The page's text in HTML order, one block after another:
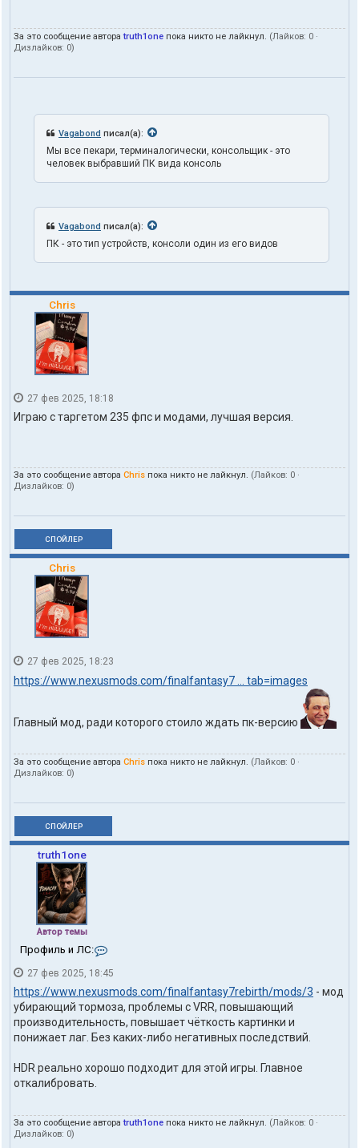
п
ь
в
т
е
л
r
t
h
e
За это сообщение автораtruth1one пока никто не лайкнул. (Лайков: 0 ·
Дизлайков: 0)
Vagabond писал(а):
Мы все пекари, терминалогически, консольщик - это
человек выбравший ПК вида консоль
Vagabond писал(а):
ПК - это тип устройств, консоли один из его видов
Chris
27 фев 2025, 18:18
Играю с таргетом 235 фпс и модами, лучшая версия.
За это сообщение автора Chris пока никто не лайкнул. (Лайков: 0 ·
Дизлайков: 0)
СПОЙЛЕР
Chris
27 фев 2025, 18:23
https://www.nexusmods.com/finalfantasy7 ... tab=images
Главный мод, ради которого стоило ждать пк-версию
За это сообщение автора Chris пока никто не лайкнул. (Лайков: 0 ·
Дизлайков: 0)
СПОЙЛЕР
truth1one
Автор темы
Профиль и ЛС:
н
т
а
к
т
ы
о
о
в
27 фев 2025, 18:45
https://www.nexusmods.com/finalfantasy7rebirth/mods/3 - мод
убирающий тормоза, проблемы с VRR, повышающий
производительность, повышает чёткость картинки и
понижает лаг. Без каких-либо негативных последствий.
HDR реально хорошо подходит для этой игры. Главное
откалибровать.
За это сообщение автораtruth1one пока никто не лайкнул. (Лайков: 0 ·
Дизлайков: 0)